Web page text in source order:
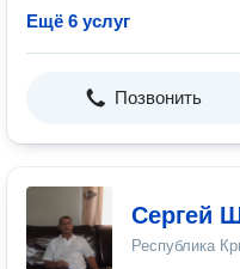
Ещё 6 услуг
Позвонить
Сергей
Республика